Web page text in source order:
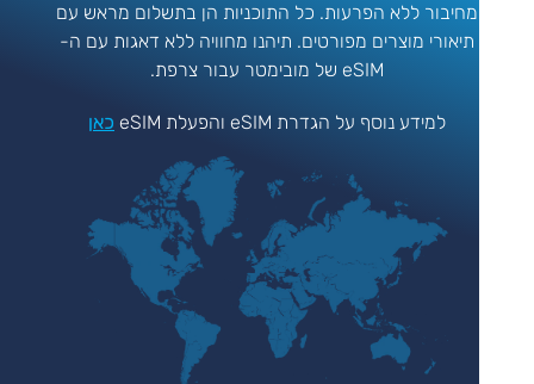
מחיבור ללא הפרעות. כל התוכניות הן בתשלום מראש עם
תיאורי מוצרים מפורטים. תיהנו מחוויה ללא דאגות עם ה-
למידע נוסף על הגדרת eSIM והפעלת eSIM כאן